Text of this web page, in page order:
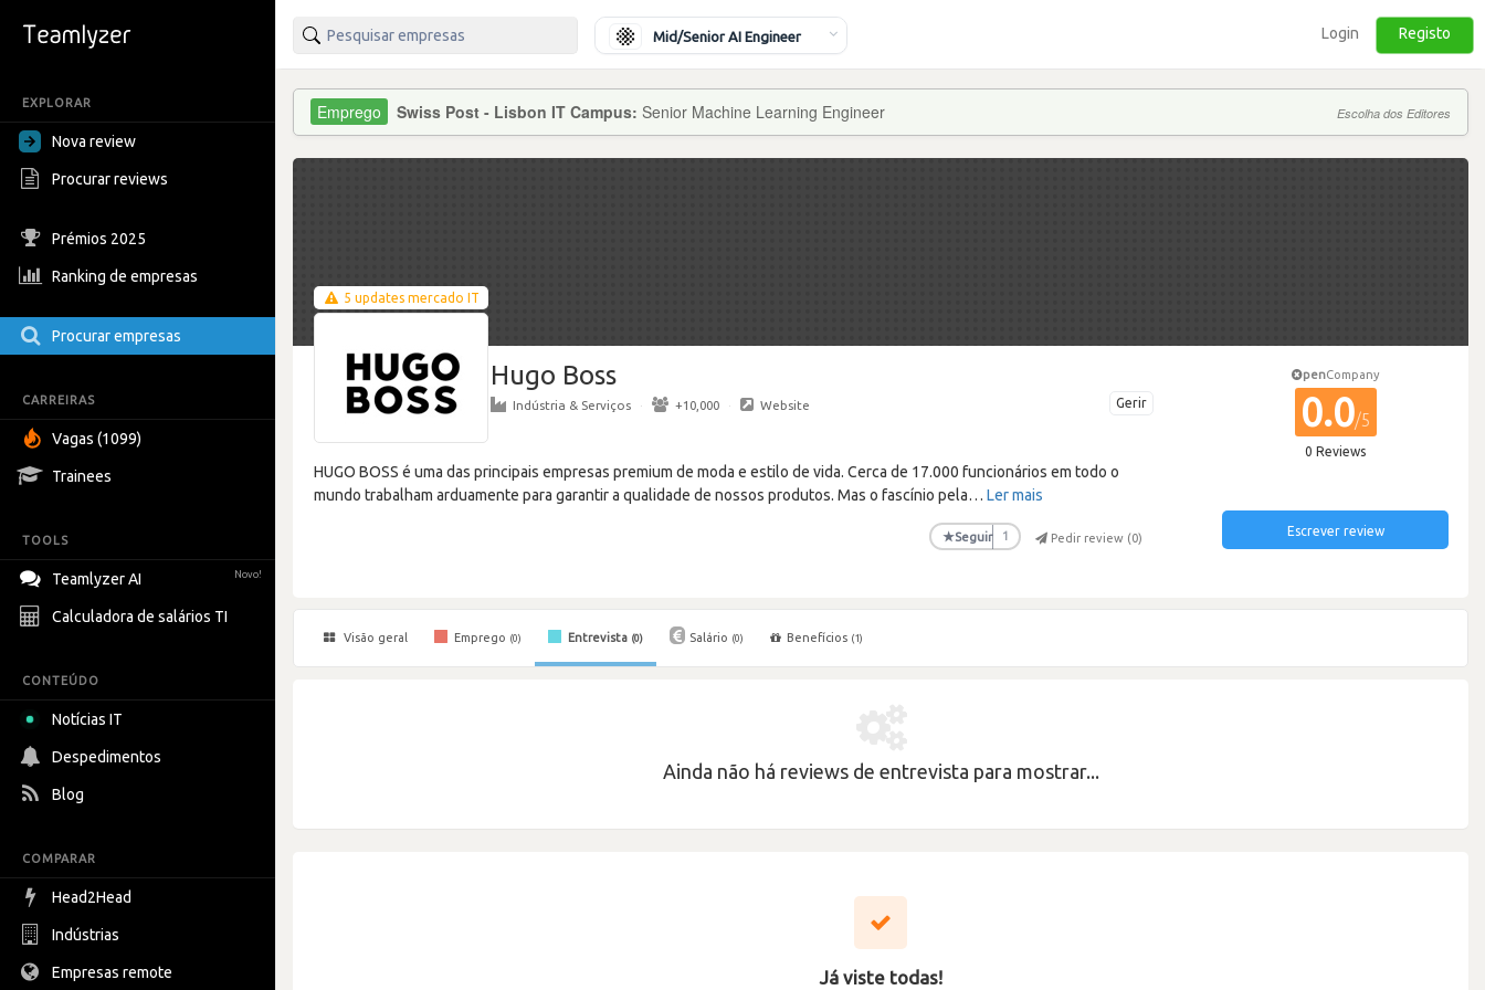
EXPLORAR
Nova review
Procurar reviews
Prémios 2025
Ranking de empresas
Procurar empresas
CARREIRAS
Vagas (1099)
Trainees
TOOLS
Teamlyzer AI Novo!
Calculadora de salários TI
CONTEÚDO
Notícias IT
Despedimentos
Blog
COMPARAR
Head2Head
Indústrias
Empresas remote
Mid/Senior AI Engineer Login Registo
Swiss Post - Lisbon IT Campus: Senior Machine Learning Engineer Escolha dos Editores
5 updates mercado IT
Hugo Boss
Gerir
Indústria & Serviços · +10,000 · Website
HUGO BOSS é uma das principais empresas premium de moda e estilo de vida. Cerca de 17.000 funcionários em todo o
mundo trabalham arduamente para garantir a qualidade de nossos produtos. Mas o fascínio pela… Ler mais
★Seguir 1 Pedir review (0)
penCompany
0.0/5
0 Reviews
Escrever review
Visão geral Emprego (0) Entrevista (0) Salário (0) Benefícios (1)
Ainda não há reviews de entrevista para mostrar...
Já viste todas!